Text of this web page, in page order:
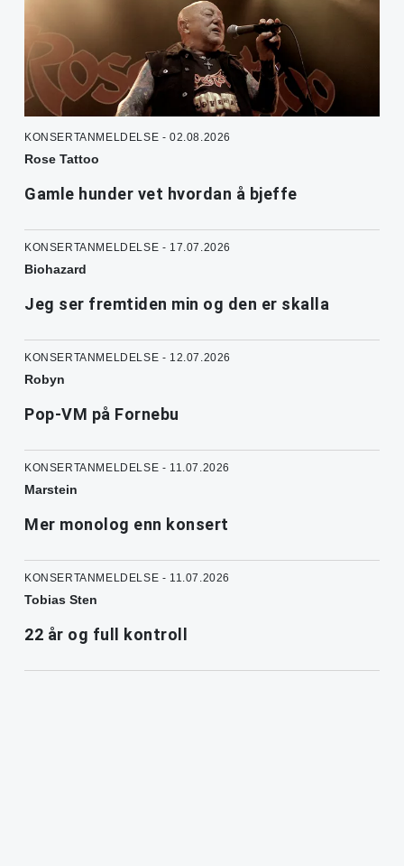
KONSERTANMELDELSE - 02.08.2026
Rose Tattoo
Gamle hunder vet hvordan å bjeffe
KONSERTANMELDELSE - 17.07.2026
Biohazard
Jeg ser fremtiden min og den er skalla
KONSERTANMELDELSE - 12.07.2026
Robyn
Pop-VM på Fornebu
KONSERTANMELDELSE - 11.07.2026
Marstein
Mer monolog enn konsert
KONSERTANMELDELSE - 11.07.2026
Tobias Sten
22 år og full kontroll